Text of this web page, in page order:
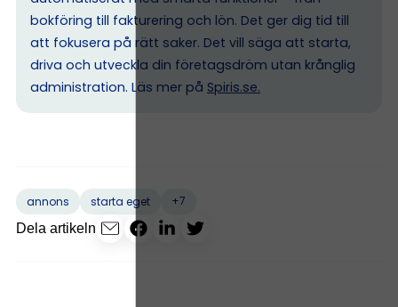
bokföring till fakturering och lön. Det ger dig tid till
att fokusera på rätt saker. Det vill säga att starta,
driva och utveckla din företagsdröm utan krånglig
administration. Läs mer på Spiris.se.
annons starta eget
+7
Dela artikeln